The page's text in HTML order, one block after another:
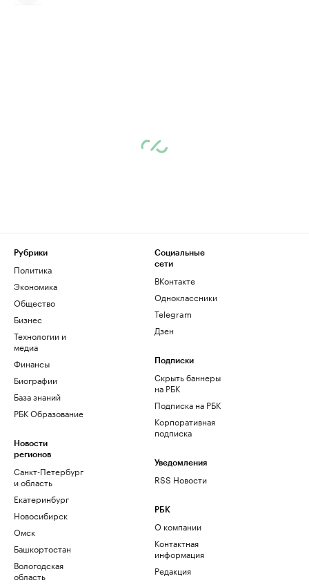
Рубрики
Политика
Экономика
Общество
Бизнес
Технологии и
медиа
Финансы
Биографии
База знаний
РБК Образование
Новости
регионов
Санкт-Петербург
и область
Екатеринбург
Новосибирск
Омск
Башкортостан
Вологодская
область
Социальные
сети
ВКонтакте
Одноклассники
Telegram
Дзен
Подписки
Скрыть баннеры
на РБК
Подписка на РБК
Корпоративная
подписка
Уведомления
RSS Новости
РБК
О компании
Контактная
информация
Редакция